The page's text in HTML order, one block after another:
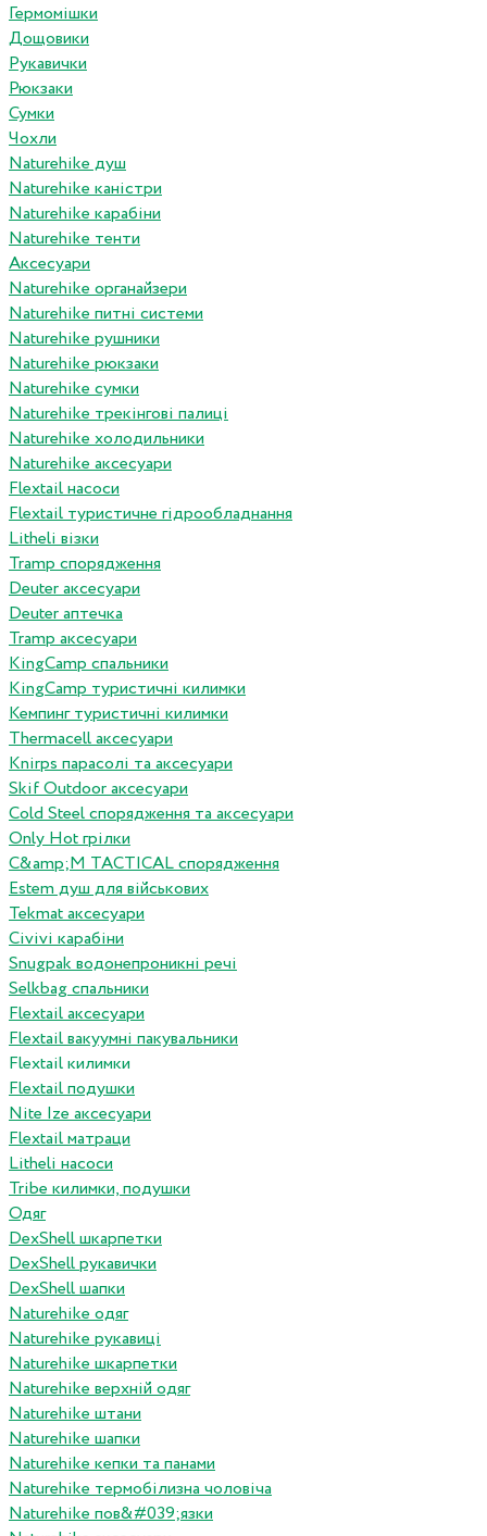
Гермомішки
Дощовики
Рукавички
Рюкзаки
Сумки
Чохли
Naturehike душ
Naturehike каністри
Naturehike карабіни
Naturehike тенти
Аксесуари
Naturehike органайзери
Naturehike питні системи
Naturehike рушники
Naturehike рюкзаки
Naturehike сумки
Naturehike трекінгові палиці
Naturehike холодильники
Naturehike аксесуари
Flextail насоси
Flextail туристичне гідрообладнання
Litheli візки
Tramp спорядження
Deuter аксесуари
Deuter аптечка
Tramp аксесуари
KingCamp спальники
KingCamp туристичні килимки
Кемпинг туристичні килимки
Thermacell аксесуари
Knirps парасолі та аксесуари
Skif Outdoor аксесуари
Cold Steel спорядження та аксесуари
Only Hot грілки
C&amp;M TACTICAL спорядження
Estem душ для військових
Tekmat аксесуари
Сivivi карабіни
Snugpak водонепроникні речі
Selkbag спальники
Flextail аксесуари
Flextail вакуумні пакувальники
Flextail килимки
Flextail подушки
Nite Ize аксесуари
Flextail матраци
Litheli насоси
Tribe килимки, подушки
Одяг
DexShell шкарпетки
DexShell рукавички
DexShell шапки
Naturehike одяг
Naturehike рукавиці
Naturehike шкарпетки
Naturehike верхній одяг
Naturehike штани
Naturehike шапки
Naturehike кепки та панами
Naturehike термобілизна чоловіча
Naturehike пов&#039;язки